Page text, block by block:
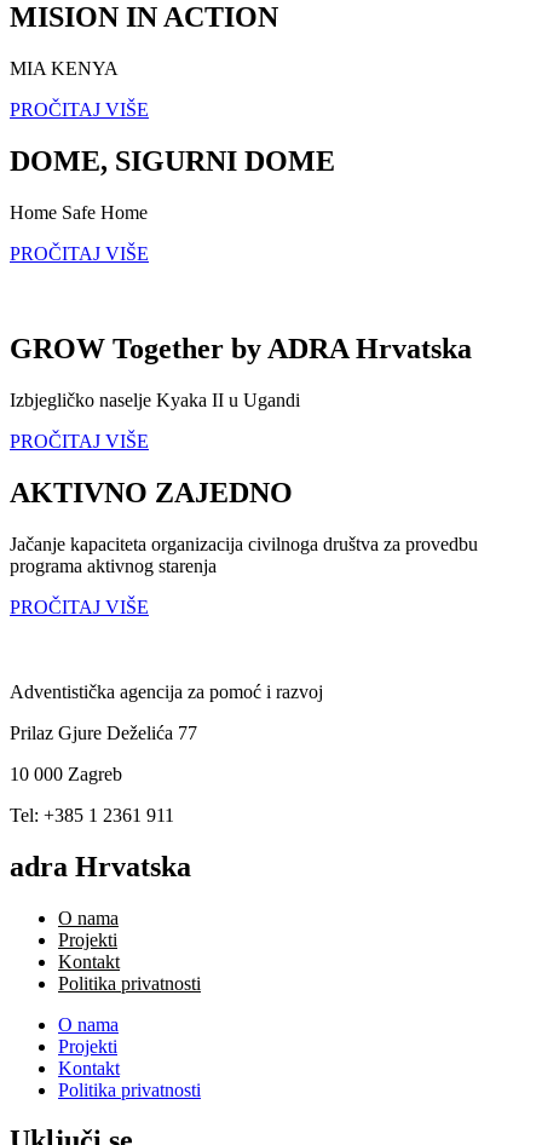
MISION IN ACTION
MIA KENYA
PROČITAJ VIŠE
DOME, SIGURNI DOME
Home Safe Home
PROČITAJ VIŠE
GROW Together by ADRA Hrvatska
Izbjegličko naselje Kyaka II u Ugandi
PROČITAJ VIŠE
AKTIVNO ZAJEDNO
Jačanje kapaciteta organizacija civilnoga društva za provedbu
programa aktivnog starenja
PROČITAJ VIŠE
Adventistička agencija za pomoć i razvoj
Prilaz Gjure Deželića 77
10 000 Zagreb
Tel: +385 1 2361 911
adra Hrvatska
O nama
Projekti
Kontakt
Politika privatnosti
O nama
Projekti
Kontakt
Politika privatnosti